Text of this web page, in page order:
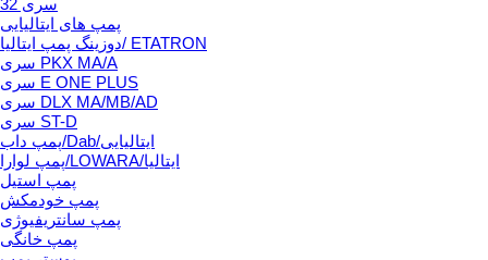
سری 32
پمپ های ایتالیایی
دوزینگ پمپ ایتالیا/ ETATRON
سری PKX MA/A
سری E ONE PLUS
سری DLX MA/MB/AD
سری ST-D
پمپ داب/Dab/ایتالیایی
پمپ لوارا/LOWARA/ایتالیا
پمپ استیل
پمپ خودمکش
پمپ سانتریفیوژی
پمپ خانگی